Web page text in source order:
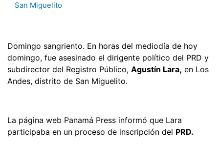
San Miguelito
Domingo sangriento. En horas del mediodía de hoy
domingo, fue asesinado el dirigente político del PRD y
subdirector del Registro Público, Agustín Lara, en Los
Andes, distrito de San Miguelito.
La página web Panamá Press informó que Lara
participaba en un proceso de inscripción del PRD.